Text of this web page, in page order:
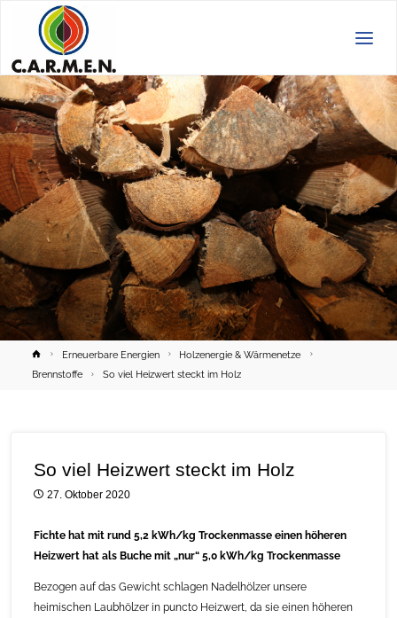
HomeErneuerbare Energien
Holzenergie & Wärmenetze
Brennstoffe
So viel Heizwert steckt im Holz
So viel Heizwert steckt im Holz
27. Oktober 2020
Fichte hat mit rund 5,2 kWh/kg Trockenmasse einen höheren
Heizwert hat als Buche mit „nur“ 5,0 kWh/kg Trockenmasse
Bezogen auf das Gewicht schlagen Nadelhölzer unsere
heimischen Laubhölzer in puncto Heizwert, da sie einen höheren